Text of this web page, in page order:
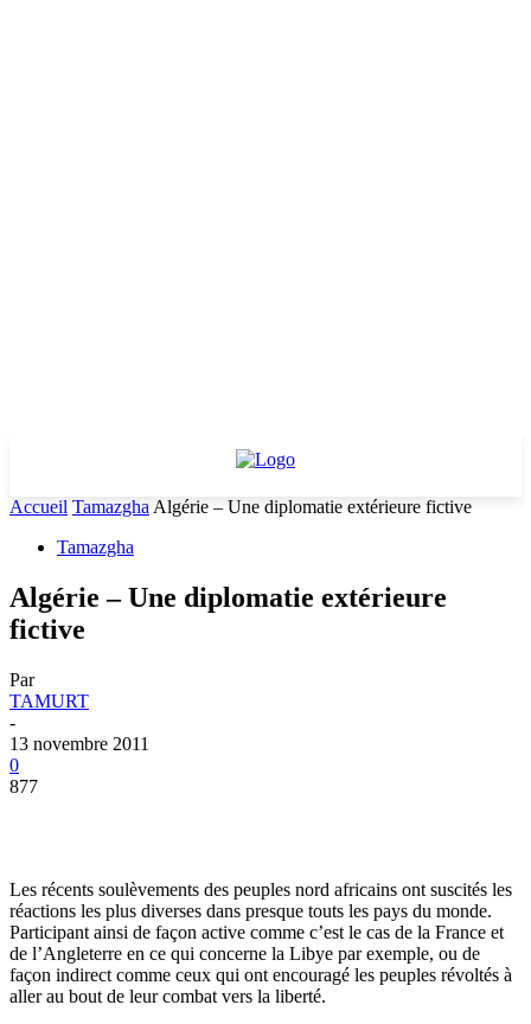
Accueil Tamazgha Algérie – Une diplomatie extérieure fictive
Tamazgha
Algérie – Une diplomatie extérieure
fictive
Par
TAMURT
-
13 novembre 2011
0
877
Les récents soulèvements des peuples nord africains ont suscités les
réactions les plus diverses dans presque touts les pays du monde.
Participant ainsi de façon active comme c’est le cas de la France et
de l’Angleterre en ce qui concerne la Libye par exemple, ou de
façon indirect comme ceux qui ont encouragé les peuples révoltés à
aller au bout de leur combat vers la liberté.